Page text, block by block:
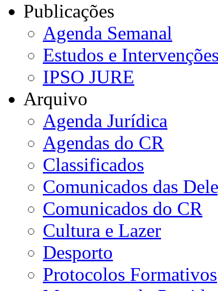
Publicações
Agenda Semanal
Estudos e
IPSO JURE
Arquivo
Agenda Jurídica
Agendas do CR
Classificados
Comunicados das
Comunicados do CR
Cultura e Lazer
Desporto
Protocolos Formativos